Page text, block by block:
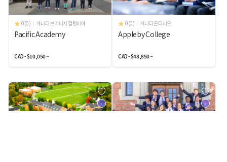
0(0) 캐나다 브리티시 컬럼비아
Pacific Academy
CAD - $10,050 ~
0(0) 캐나다 온타리오
Appleby College
CAD - $48,850 ~
- -